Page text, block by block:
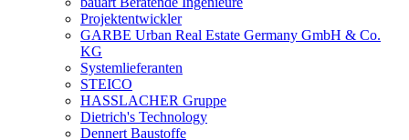
Projektentwickler
GARBE Urban Real Estate Germany GmbH & Co.
KG
Systemlieferanten
STEICO
HASSLACHER Gruppe
Dietrich's Technology
Dennert Baustoffe